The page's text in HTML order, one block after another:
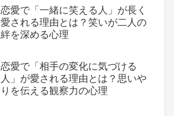
恋愛で「一緒に笑える人」が長く
愛される理由とは？笑いが二人の
絆を深める心理
恋愛で「相手の変化に気づける
人」が愛される理由とは？思いや
りを伝える観察力の心理